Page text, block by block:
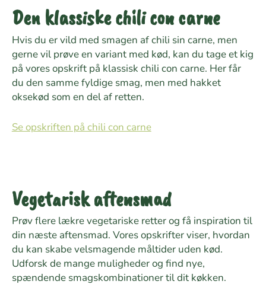
Den klassiske chili con carne
Hvis du er vild med smagen af chili sin carne, men
gerne vil prøve en variant med kød, kan du tage et kig
på vores opskrift på klassisk chili con carne. Her får
du den samme fyldige smag, men med hakket
oksekød som en del af retten.
Se opskriften på chili con carne
Vegetarisk aftensmad
Prøv flere lækre vegetariske retter og få inspiration til
din næste aftensmad. Vores opskrifter viser, hvordan
du kan skabe velsmagende måltider uden kød.
Udforsk de mange muligheder og find nye,
spændende smagskombinationer til dit køkken.